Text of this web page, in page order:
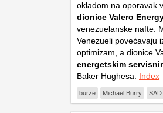
okladom na oporavak
dionice Valero
venezuelanske nafte.
Venezueli povećavaju
optimizam, a dionice
energetskim
Baker Hughesa. Index
burze Michael Burry SAD